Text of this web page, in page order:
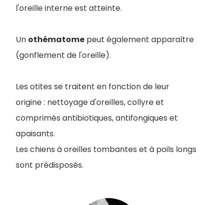
l'oreille interne est atteinte.
Un othématome peut également apparaître
(gonflement de l'oreille).
Les otites se traitent en fonction de leur
origine : nettoyage d'oreilles, collyre et
comprimés antibiotiques, antifongiques et
apaisants.
Les chiens à oreilles tombantes et à poils longs
sont prédisposés.